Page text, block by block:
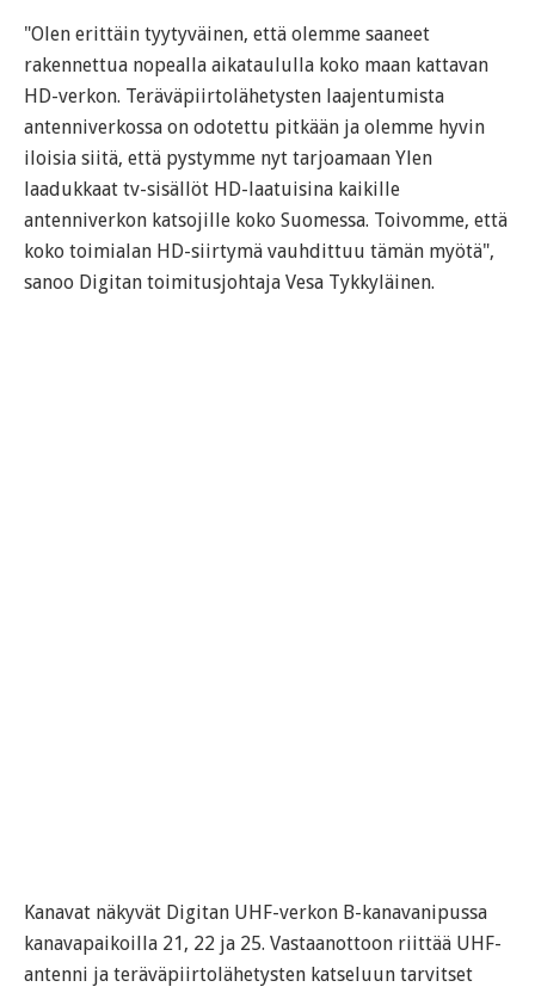
"Olen erittäin tyytyväinen, että olemme saaneet
rakennettua nopealla aikataululla koko maan kattavan
HD-verkon. Teräväpiirtolähetysten laajentumista
antenniverkossa on odotettu pitkään ja olemme hyvin
iloisia siitä, että pystymme nyt tarjoamaan Ylen
laadukkaat tv-sisällöt HD-laatuisina kaikille
antenniverkon katsojille koko Suomessa. Toivomme, että
koko toimialan HD-siirtymä vauhdittuu tämän myötä",
sanoo Digitan toimitusjohtaja Vesa Tykkyläinen.
Kanavat näkyvät Digitan UHF-verkon B-kanavanipussa
kanavapaikoilla 21, 22 ja 25. Vastaanottoon riittää UHF-
antenni ja teräväpiirtolähetysten katseluun tarvitset